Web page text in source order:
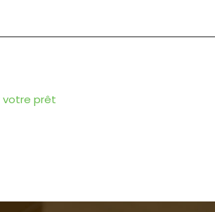
votre prêt